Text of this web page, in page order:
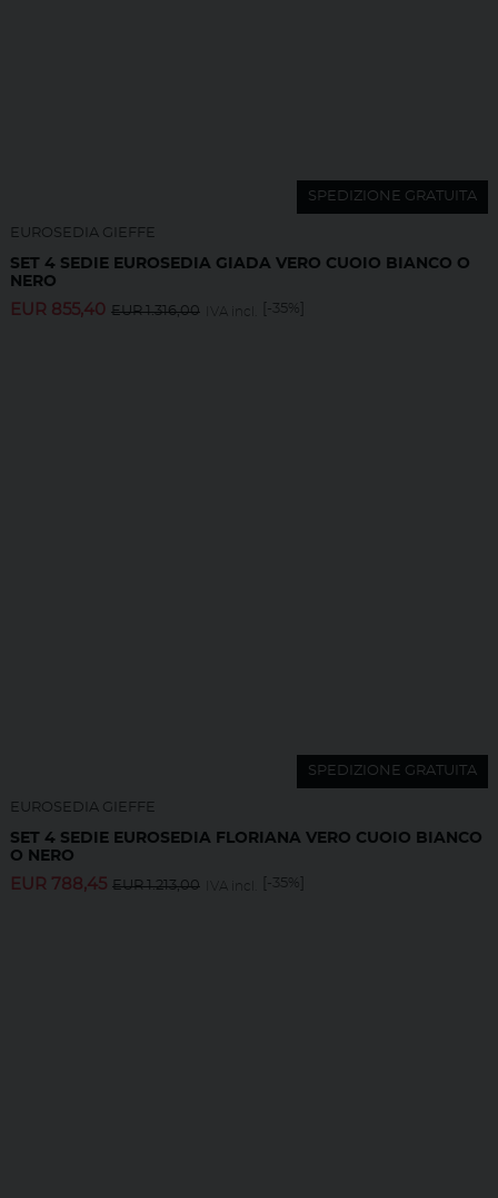
SPEDIZIONE GRATUITA
EUROSEDIA GIEFFE
SET 4 SEDIE EUROSEDIA GIADA VERO CUOIO BIANCO O
NERO
EUR 855,40 EUR1.316,00 IVA incl. [-35%]
SPEDIZIONE GRATUITA
EUROSEDIA GIEFFE
SET 4 SEDIE EUROSEDIA FLORIANA VERO CUOIO BIANCO
O NERO
EUR 788,45 EUR1.213,00 IVA incl. [-35%]